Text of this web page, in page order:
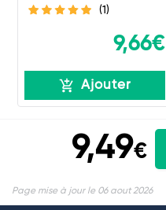
(1)
9,66€
Ajouter
9,49€
Page mise à jour le 06 aout 2026